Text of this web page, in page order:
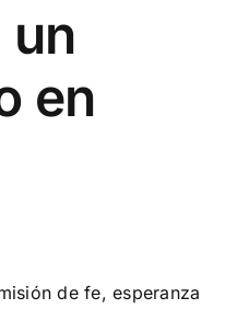
un
en
de fe, esperanza